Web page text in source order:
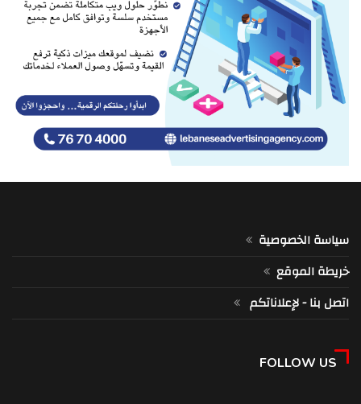
سياسة الخصوصية
خريطة الموقع
اتصل بنا - لإعلاناتكم
FOLLOW US